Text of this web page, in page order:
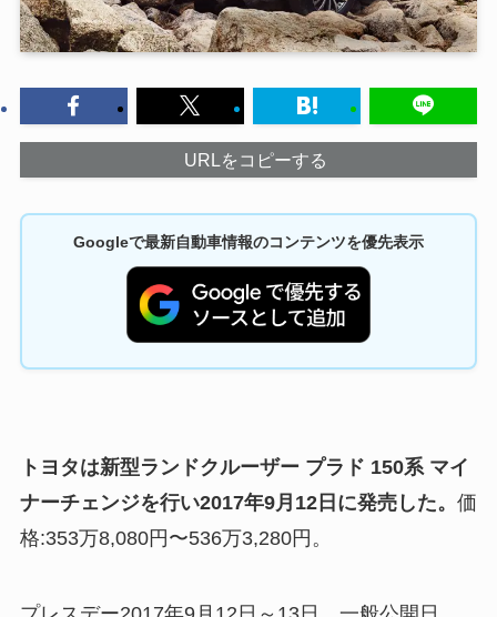
URLをコピーする
Googleで最新自動車情報のコンテンツを優先表示
トヨタは新型ランドクルーザー プラド 150系 マイ
ナーチェンジを行い2017年9月12日に発売した。 価
格:353万8,080円〜536万3,280円。